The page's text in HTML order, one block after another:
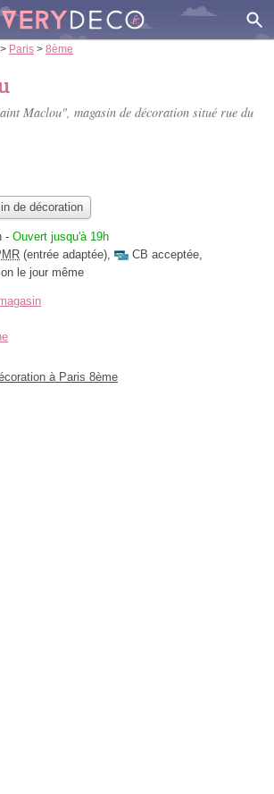
> Paris > 8ème
Maclou", magasin de décoration situé rue du
de décoration
- Ouvert jusqu'à 19h
(entrée adaptée), CB acceptée,
le jour même
à Paris 8ème